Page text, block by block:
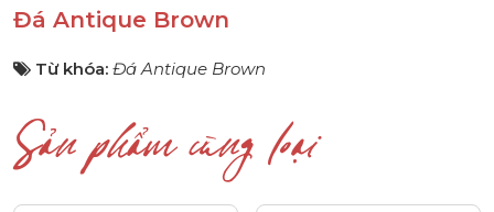
Đá Antique Brown
Từ khóa: Đá Antique Brown
Sản phẩm cùng loại